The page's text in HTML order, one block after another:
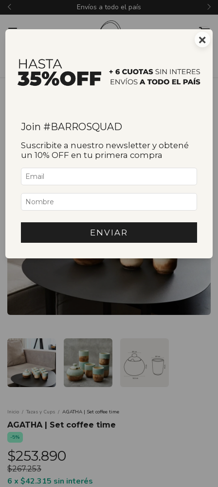
Envíos a todo el país
-5%
Inicio / Tazas y Cups / AGATHA | Set coffee time
AGATHA | Set coffee time
$253.890
$267.253
6 x $42.315 sin interés
×
Join #BARROSQUAD
Suscribite a nuestro newsletter y obtené
un 10% OFF en tu primera compra
ENVIAR